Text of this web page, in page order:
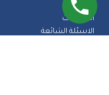
المدونة
الضمانات
الاسئلة الشائعة